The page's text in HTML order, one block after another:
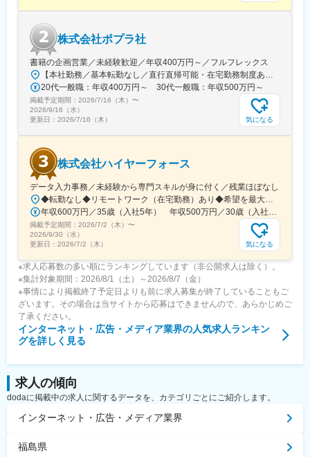
株式会社ポプラ社
書籍の企画営業／未経験歓迎／年収400万円～／フルフレックス
【本社勤務／基本転勤なし／直行直帰可能・在宅勤務制度あり】東京都品川区西五反田3丁目5番8号 JR目黒MARCビル12階（都営浅草線・JR山手線「五反田駅」より徒歩10分）※宿泊を伴う出張が発生する場合があります
20代一般職：年収400万円～ 30代一般職：年収500万円～
掲載予定期間： 2026/7/16（木） 〜
2026/9/16（水）
更新日： 2026/7/16（木） 気になる
株式会社ハイヤーフォース
データ入力事務／未経験から専門スキルが身に付く／残業ほぼなし
◆転勤なし◆リモートワーク（在宅勤務）あり◆希望を最大限に考慮◆Uターン・Iターン歓迎東京23区を中心とした首都圏（東京・神奈川・千葉・埼玉など）の各プロジェクト先◎未経験の方は東京本社での研修あり＜プロジェクト先＞■東京23区内千代田・中央・港・新宿・文京・台東・墨田・江東・品川・目黒・大田・世田谷・渋谷・中野・杉並・豊島・北・荒川・板橋・練馬・足立・葛飾・江戸川 等■神奈川横浜・川崎・相模原・横須賀・平塚・茅ヶ崎・大和・厚木 等■千葉舞浜 等■埼玉さいたま市・和光 等▼東京本社東京都目黒区東山3-22-3 3F▼代官山オフィス東京都渋谷区代官山町20-23 フォレストゲート代官山3F▼渋谷オフィス東京都渋谷区道玄坂1-19-2 スプラインビル8F└1階のエイベックスグループが目印▼大阪オフィス大阪府大阪市北区大深町3-40 グランフロント大阪26F▼名古屋オフィス愛知県名古屋市中区錦2-7-7 プラウドタワー23F※千葉・滋賀にサテライトオフィス開設済み※札幌・仙台・福岡へも展開予定◆アクセスプロジェクト先による
年収600万円／35歳（入社5年） 年収500万円／30歳（入社4年）
掲載予定期間： 2026/7/2（木） 〜
2026/9/30（水）
更新日： 2026/7/2（木） 気になる
※求人応募数の多い順にランキングしています（非公開求人は除く）。
※集計対象期間：2026/8/1（土）～2026/8/7（金）
※事情により掲載終了予定日よりも前に求人募集が終了していることもご
ざいます。その場合は当サイトから応募はできませんので、あらかじめご
了承ください。
インターネット・広告・メディア業界の人気求人ランキン
グを詳しく見る
求人の傾向
dodaに掲載中の求人に関するデータを、カテゴリごとにご紹介します。
インターネット・広告・メディア業界
福島県